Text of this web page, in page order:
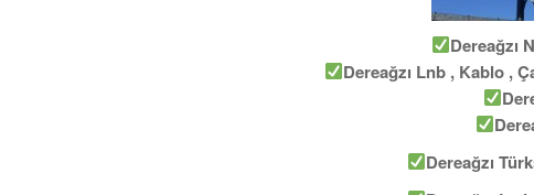
Dereağzı
Dereağzı Lnb , Kablo ,
Dereağzı